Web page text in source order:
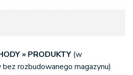
» PRODUKTY (w
rozbudowanego magazynu)